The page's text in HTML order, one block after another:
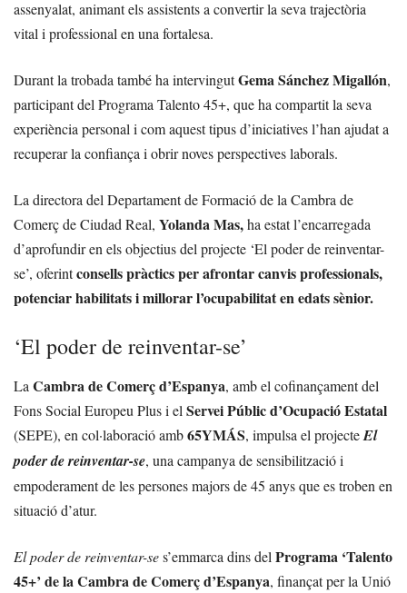
assenyalat, animant els assistents a convertir la seva trajectòria
vital i professional en una fortalesa.
Durant la trobada també ha intervingutGema Sánchez Migallón,
participant del Programa Talento 45+, que ha compartit la seva
experiència personal i com aquest tipus d’iniciatives l’han ajudat a
recuperar la confiança i obrir noves perspectives laborals.
La directora del Departament de Formació de la Cambra de
Comerç de Ciudad Real, Yolanda Mas,ha estat l’encarregada
d’aprofundir en els objectius del projecte ‘El poder de reinventar-
se’, oferintconsells pràctics per afrontar canvis professionals,
potenciar habilitats i millorar l’ocupabilitat en edats sènior.
‘El poder de reinventar-se’
LaCambra de Comerç d’Espanya, amb el cofinançament del
Fons Social Europeu Plus i elServei Públic d’Ocupació Estatal
(SEPE), en col·laboració amb65YMÁS, impulsa el projecteEl
poder de reinventar-se, una campanya de sensibilització i
empoderament de les persones majors de 45 anys que es troben en
situació d’atur.
El poder de reinventar-ses’emmarca dins delPrograma ‘Talento
45+’ de la Cambra de Comerç d’Espanya, finançat per la Unió